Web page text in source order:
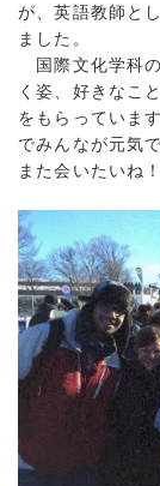
が、英語教師と
ました。
国際文化学科
く姿、好きなこ
をもらっていま
でみんなが元気
また会いたいね！